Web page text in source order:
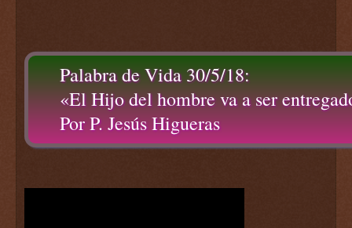
Palabra de Vida 30/5/18:
«El Hijo del hombre va a ser
Por P. Jesús Higueras